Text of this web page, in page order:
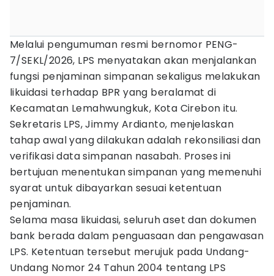
Melalui pengumuman resmi bernomor PENG-
7/SEKL/2026, LPS menyatakan akan menjalankan
fungsi penjaminan simpanan sekaligus melakukan
likuidasi terhadap BPR yang beralamat di
Kecamatan Lemahwungkuk, Kota Cirebon itu.
Sekretaris LPS, Jimmy Ardianto, menjelaskan
tahap awal yang dilakukan adalah rekonsiliasi dan
verifikasi data simpanan nasabah. Proses ini
bertujuan menentukan simpanan yang memenuhi
syarat untuk dibayarkan sesuai ketentuan
penjaminan.
Selama masa likuidasi, seluruh aset dan dokumen
bank berada dalam penguasaan dan pengawasan
LPS. Ketentuan tersebut merujuk pada Undang-
Undang Nomor 24 Tahun 2004 tentang LPS